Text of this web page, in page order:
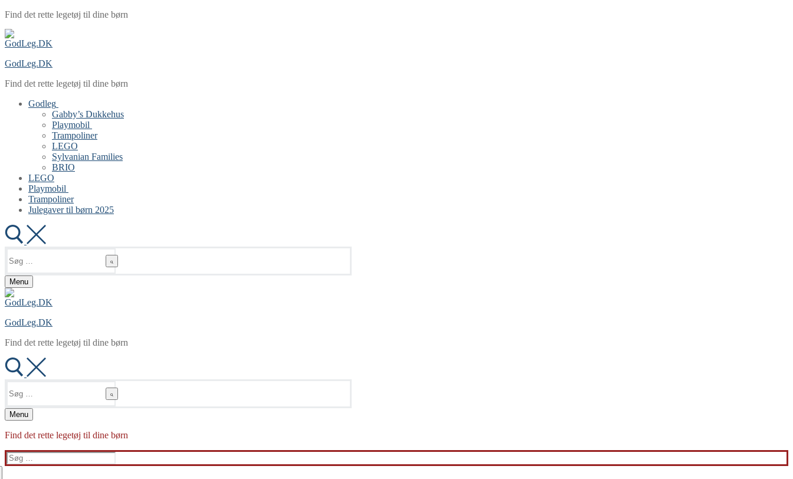
Spring
indhold
Menu
Luk
Find det rette legetøj til dine børn
GodLeg.DK
Find det rette legetøj til dine børn
Godleg
Gabby’s Dukkehus
Playmobil
Trampoliner
LEGO
Sylvanian Families
BRIO
LEGO
Playmobil
Trampoliner
Julegaver til børn 2025
efter:
Menu
GodLeg.DK
Find det rette legetøj til dine børn
efter:
Menu
Find det rette legetøj til dine børn
Søg
efter: